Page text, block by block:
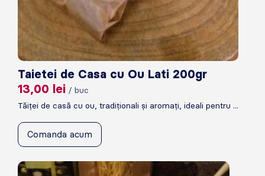
Taietei de Casa cu Ou Lati 200gr
13,00 lei / buc
Tăiței de casă cu ou, tradiționali și aromați, ideali pentru ...
Comanda acum